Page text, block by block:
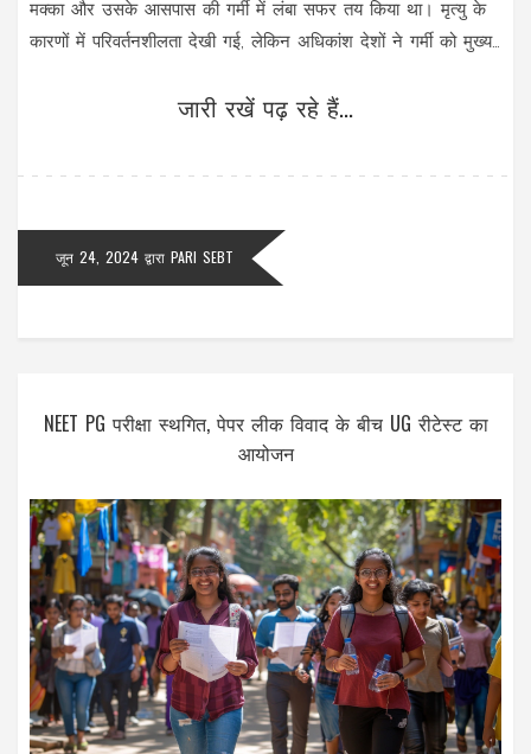
मक्का और उसके आसपास की गर्मी में लंबा सफर तय किया था। मृत्यु के
कारणों में परिवर्तनशीलता देखी गई, लेकिन अधिकांश देशों ने गर्मी को मुख्य
जारी रखें पढ़ रहे हैं...
जून 24, 2024 द्वारा PARI SEBT
NEET PG परीक्षा स्थगित, पेपर लीक विवाद के बीच UG रीटेस्ट का
आयोजन